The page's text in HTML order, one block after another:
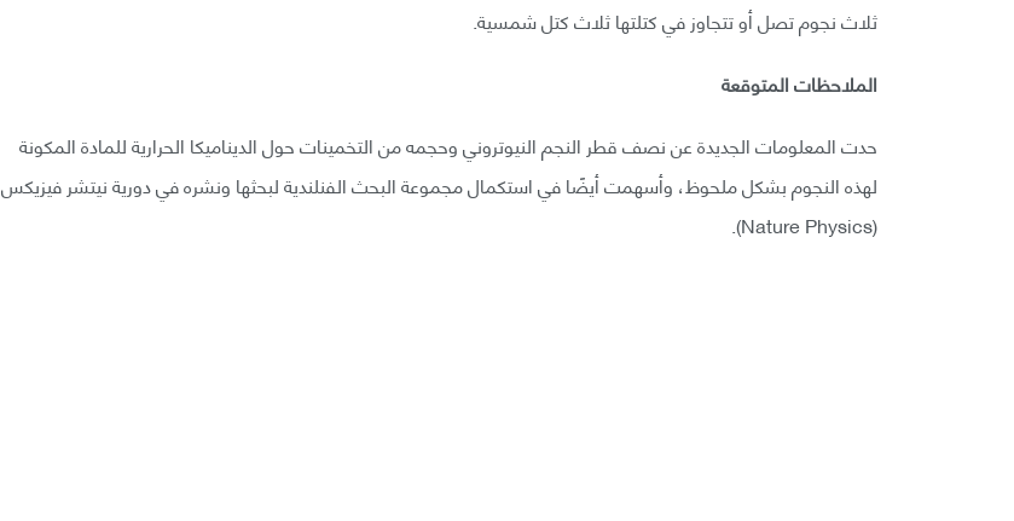
ثلاث نجوم تصل أو تتجاوز في كتلتها ثلاث كتل شمسية.
الملاحظات المتوقعة
حدت المعلومات الجديدة عن نصف قطر النجم النيوتروني وحجمه من التخمينات حول الديناميكا الحرارية للمادة المكونة
لهذه النجوم بشكل ملحوظ، وأسهمت أيضًا في استكمال مجموعة البحث الفنلندية لبحثها ونشره في دورية نيتشر فيزيكس
(Nature Physics).